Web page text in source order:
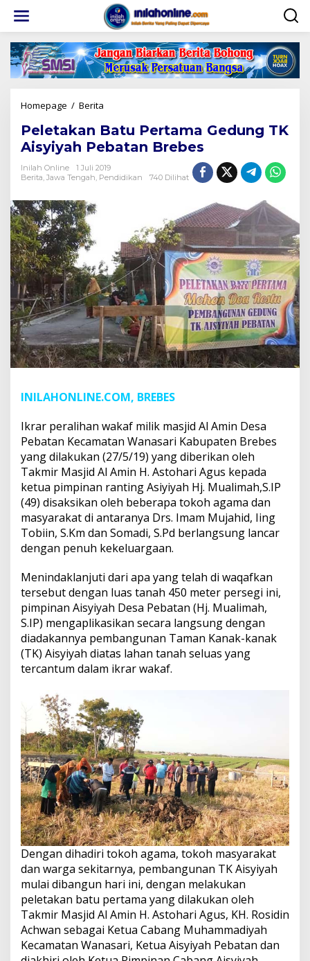
konten
Homepage / Berita
Pertama
Gedung
TK
Aisyiyah
Pebatan
Peletakan Batu Pertama Gedung TK
Aisyiyah Pebatan Brebes
Inilah Online
1 Juli 2019
Berita Jawa Tengah Pendidikan 740 Dilihat
INILAHONLINE.COM, BREBES
Ikrar peralihan wakaf milik masjid Al Amin Desa
Pebatan Kecamatan Wanasari Kabupaten Brebes
yang dilakukan (27/5/19) yang diberikan oleh
Takmir Masjid Al Amin H. Astohari Agus kepada
ketua pimpinan ranting Asiyiyah Hj. Mualimah,S.IP
(49) disaksikan oleh beberapa tokoh agama dan
masyarakat di antaranya Drs. Imam Mujahid, Iing
Tobiin, S.Km dan Somadi, S.Pd berlangsung lancar
dengan penuh kekeluargaan.
Menindaklanjuti dari apa yang telah di waqafkan
tersebut dengan luas tanah 450 meter persegi ini,
pimpinan Aisyiyah Desa Pebatan (Hj. Mualimah,
S.IP) mengaplikasikan secara langsung dengan
diadakannya pembangunan Taman Kanak-kanak
(TK) Aisyiyah diatas lahan tanah seluas yang
tercantum dalam ikrar wakaf.
Dengan dihadiri tokoh agama, tokoh masyarakat
dan warga sekitarnya, pembangunan TK Aisyiyah
mulai dibangun hari ini, dengan melakukan
peletakan batu pertama yang dilakukan oleh
Takmir Masjid Al Amin H. Astohari Agus, KH. Rosidin
Achwan sebagai Ketua Cabang Muhammadiyah
Kecamatan Wanasari, Ketua Aisyiyah Pebatan dan